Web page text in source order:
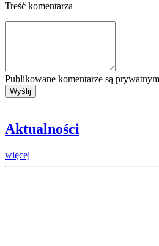
Treść komentarza
Publikowane komentarze są
Aktualności
więcej